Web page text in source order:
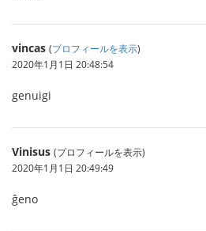
vincas (プロフィールを表示)
2020年1月1日 20:48:54
genuigi
Vinisus (プロフィールを表示)
2020年1月1日 20:49:49
ĝeno